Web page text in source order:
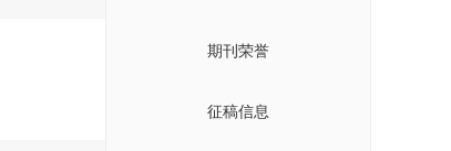
期刊荣誉
征稿信息